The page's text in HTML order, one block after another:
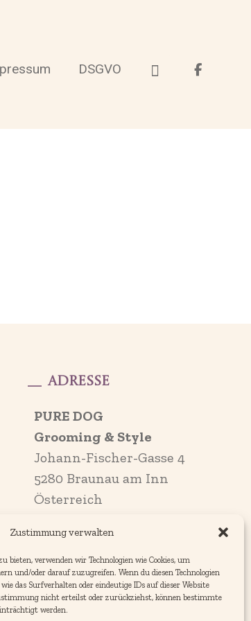
Zustimmung verwalten
bieten, verwenden wir Technologien wie Cookies, um
und/oder darauf zuzugreifen. Wenn du diesen Technologien
das Surfverhalten oder eindeutige IDs auf dieser Website
nicht erteilst oder zurückziehst, können bestimmte
werden.
DSGVO
Adresse
PURE DOG
Grooming & Style
Johann-Fischer-Gasse 4
5280 Braunau am Inn
Österreich